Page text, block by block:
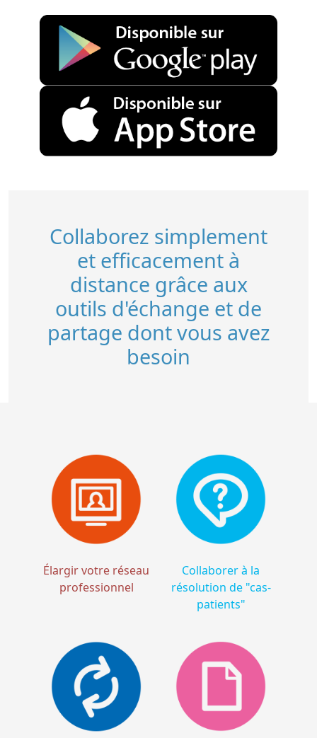
Collaborez simplement
et efficacement à
distance grâce aux
outils d'échange et de
partage dont vous avez
besoin
Élargir votre réseau
professionnel
Collaborer à la
résolution de "cas-
patients"